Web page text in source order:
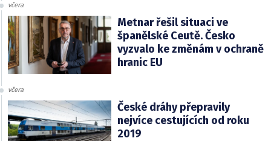
včera
Metnar řešil situaci ve
španělské Ceutě. Česko
vyzvalo ke změnám v ochraně
hranic EU
včera
České dráhy přepravily
nejvíce cestujících od roku
2019